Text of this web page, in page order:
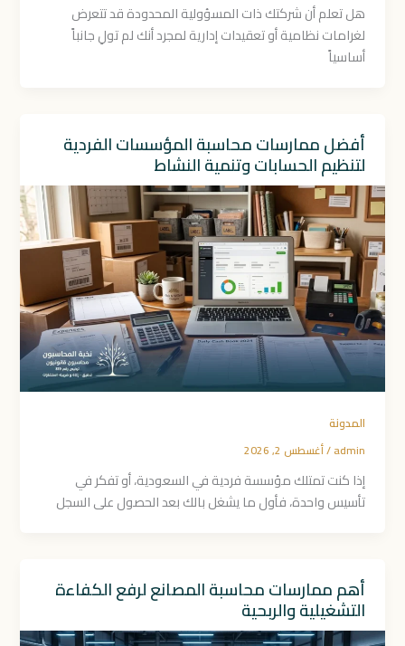
هل تعلم أن شركتك ذات المسؤولية المحدودة قد تتعرض
لغرامات نظامية أو تعقيدات إدارية لمجرد أنك لم تولِ جانباً
أساسياً
أفضل ممارسات محاسبة المؤسسات الفردية
لتنظيم الحسابات وتنمية النشاط
المدونة
admin
/أغسطس 2, 2026
إذا كنت تمتلك مؤسسة فردية في السعودية، أو تفكر في
تأسيس واحدة، فأول ما يشغل بالك بعد الحصول على السجل
أهم ممارسات محاسبة المصانع لرفع الكفاءة
التشغيلية والربحية